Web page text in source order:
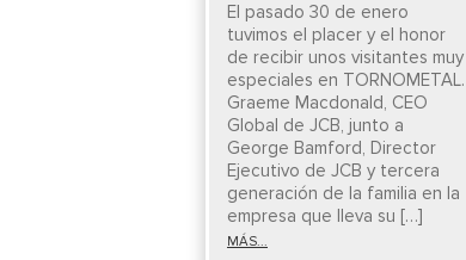
El pasado 30 de enero
tuvimos el placer y el honor
de recibir unos visitantes muy
especiales en TORNOMETAL.
Graeme Macdonald, CEO
Global de JCB, junto a
George Bamford, Director
Ejecutivo de JCB y tercera
generación de la familia en la
empresa que lleva su […]
MÁS...